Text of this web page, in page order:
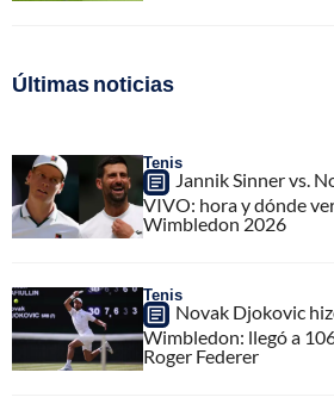
Últimas noticias
Tenis
Jannik Sinner vs.
VIVO: hora y dónde
Wimbledon 2026
Tenis
Novak Djokovic
Wimbledon: llegó a
Roger Federer